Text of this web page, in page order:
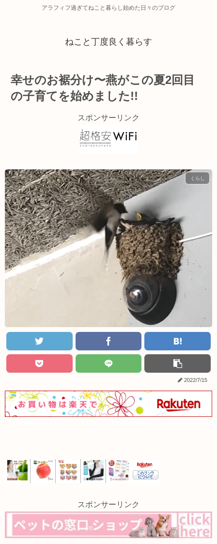
アラフィフ過ぎてねこと暮らし始めた日々のブログ
ねこと丁度良く暮らす
幸せのお裾分け〜燕がこの夏2回目
の子育てを始めました!!
スポンサーリンク
くらし
2022/7/15
スポンサーリンク